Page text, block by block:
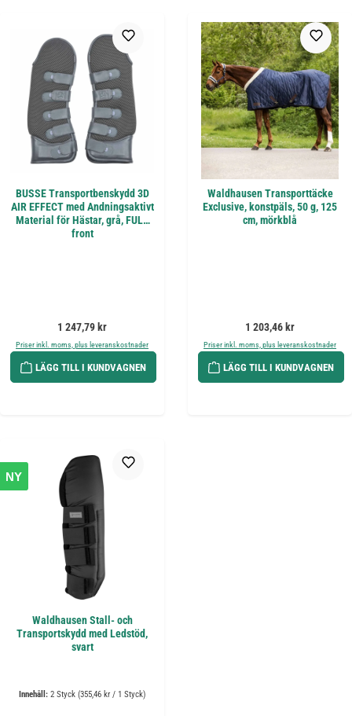
BUSSE Transportbenskydd 3D
AIR EFFECT med Andningsaktivt
Material för Hästar, grå, FULL
front
Ordinarie pris:
1 247,79 kr
Priser inkl. moms, plus leveranskostnader
LÄGG TILL I KUNDVAGNEN
Waldhausen Transporttäcke
Exclusive, konstpäls, 50 g, 125
cm, mörkblå
Ordinarie pris:
1 203,46 kr
Priser inkl. moms, plus leveranskostnader
LÄGG TILL I KUNDVAGNEN
NY
Waldhausen Stall- och
Transportskydd med Ledstöd,
svart
Innehåll: 2 Styck (355,46 kr / 1 Styck)